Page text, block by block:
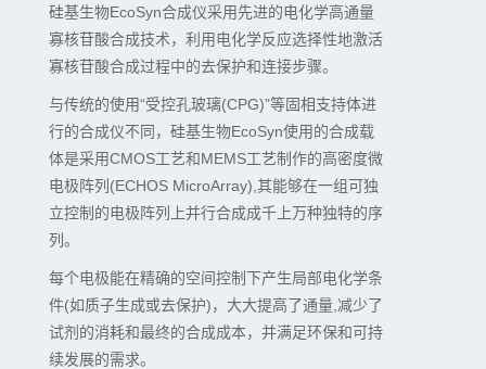
硅基生物EcoSyn合成仪采用先进的电化学高通量
寡核苷酸合成技术，利用电化学反应选择性地激活
寡核苷酸合成过程中的去保护和连接步骤。
与传统的使用“受控孔玻璃(CPG)”等固相支持体进
行的合成仪不同，硅基生物EcoSyn使用的合成载
体是采用CMOS工艺和MEMS工艺制作的高密度微
电极阵列(ECHOS MicroArray),其能够在一组可独
立控制的电极阵列上并行合成成千上万种独特的序
列。
每个电极能在精确的空间控制下产生局部电化学条
件(如质子生成或去保护)，大大提高了通量,减少了
试剂的消耗和最终的合成成本，并满足环保和可持
续发展的需求。